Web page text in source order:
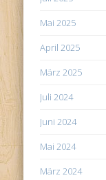
Mai 2025
April 2025
März 2025
Juli 2024
Juni 2024
Mai 2024
März 2024